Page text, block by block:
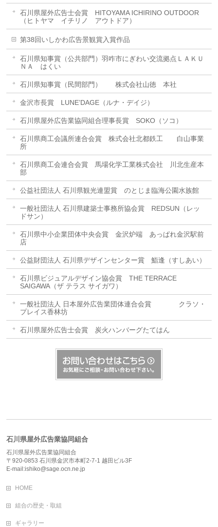
石川県屋外広告士会賞 HITOYAMA ICHIRINO OUTDOOR
（ヒトヤマ イチリノ アウトドア）
第38回いしかわ広告景観賞入賞作品
石川県知事賞（公共部門）羽咋市にぎわい交流拠点ＬＡＫＵ
ＮＡ はくい
石川県知事賞（民間部門） 株式会社山徳 本社
金沢市長賞 LUNE’DAGE（ルナ・デイジ）
石川県屋外広告業協同組合理事長賞 SOKO（ソコ）
石川県商工会議所連合会賞 株式会社北都鉄工 白山事業
所
石川県商工会連合会賞 馬場化学工業株式会社 川北生産本
部
公益社団法人 石川県観光連盟賞 のとじま臨海公園水族館
一般社団法人 石川県建築士事務所協会賞 REDSUN（レッ
ドサン）
石川県中小企業団体中央会賞 金沢炉端 あっぱれ金沢駅前
店
公益財団法人 石川県デザインセンター賞 鮨逢（すしあい）
石川県ビジュアルデザイン協会賞 THE TERRACE
SAIGAWA（ザ テラス サイガワ）
一般社団法人 日本屋外広告業団体連合会賞 クラソ・
プレイス香林坊
石川県屋外広告士会賞 炭火ハンバーグたてはん
石川県屋外広告業協同組合
石川県屋外広告業協同組合
〒920-0853 石川県金沢市本町2-7-1 越田ビル3F
E-mail:ishiko@sage.ocn.ne.jp
HOME
組合の歴史・取組
ギャラリー